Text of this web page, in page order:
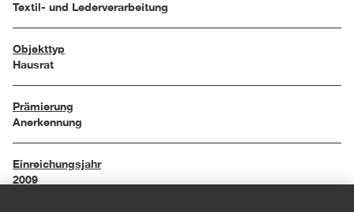
Textil- und Lederverarbeitung
Objekttyp
Hausrat
Prämierung
Anerkennung
Einreichungsjahr
2009